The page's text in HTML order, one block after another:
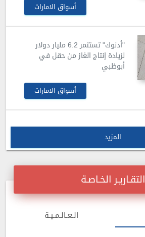
أسواق الامارات
"أدنوك" تستثمر 6.2 مليار دولار
لزيادة إنتاج الغاز من حقل في
أبوظبي
أسواق الامارات
المزيد
التقـاريـر الخـاصـة
الـعـالـمـيـة